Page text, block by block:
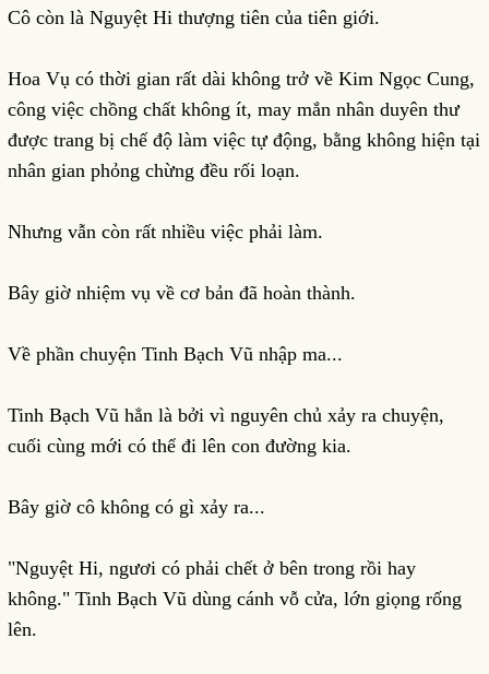
Cô còn là Nguyệt Hi thượng tiên của tiên giới.
Hoa Vụ có thời gian rất dài không trở về Kim Ngọc Cung,
công việc chồng chất không ít, may mắn nhân duyên thư
được trang bị chế độ làm việc tự động, bằng không hiện tại
nhân gian phỏng chừng đều rối loạn.
Nhưng vẫn còn rất nhiều việc phải làm.
Bây giờ nhiệm vụ về cơ bản đã hoàn thành.
Về phần chuyện Tinh Bạch Vũ nhập ma...
Tinh Bạch Vũ hẳn là bởi vì nguyên chủ xảy ra chuyện,
cuối cùng mới có thể đi lên con đường kia.
Bây giờ cô không có gì xảy ra...
"Nguyệt Hi, ngươi có phải chết ở bên trong rồi hay
không." Tinh Bạch Vũ dùng cánh vỗ cửa, lớn giọng rống
lên.